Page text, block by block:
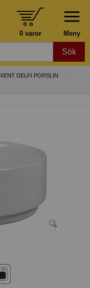
Meny
0 varor
Sök
DELFI PORSLIN